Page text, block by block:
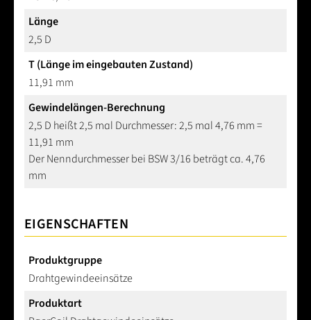
Länge
2,5 D
T (Länge im eingebauten Zustand)
11,91 mm
Gewindelängen-Berechnung
2,5 D heißt 2,5 mal Durchmesser: 2,5 mal 4,76 mm =
11,91 mm
Der Nenndurchmesser bei BSW 3/16 beträgt ca. 4,76
mm
EIGENSCHAFTEN
Produktgruppe
Drahtgewindeeinsätze
Produktart